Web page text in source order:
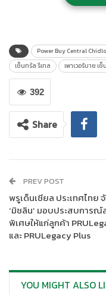
เปิดให้บริการมานานถึง 27
เคยหยุดพัฒนาและค้นหาสิ่
ที่ดีที่สุดให้แก่ลูกค้ามาโดย
ใจกลางเมืองและมีศักยภ
โรงแรมหรู คอนโดมิเนียระ
ขนาดใหญ่ ซึ่งเป็นกลุ่มลูก
เป็นนักท่องเที่ยว และ
โดยได้เนรมิตโฉมใหม่ขอ
Power Buy Central
เซ็นทรัล รีเทล
เพาเวอร์บาย เ
392
Share
PREV POST
พรูเด็นเชียล ประเทศไทย
‘มิชลิน’ มอบประสบการณ์
พิเศษให้แก่ลูกค้า
และ PRULegacy Plus
YOU MIGHT ALSO